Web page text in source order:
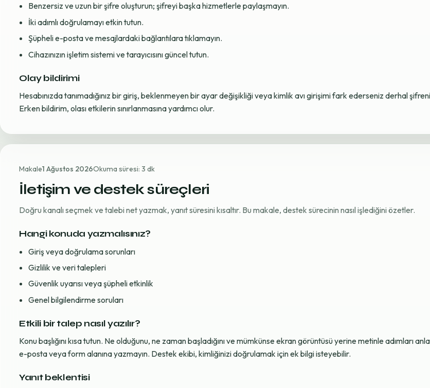
Benzersiz ve uzun bir şifre oluşturun; şifreyi başka hizmetlerle paylaşmayın.
İki adımlı doğrulamayı etkin tutun.
Şüpheli e-posta ve mesajlardaki bağlantılara tıklamayın.
Cihazınızın işletim sistemi ve tarayıcısını güncel tutun.
Olay bildirimi
Hesabınızda tanımadığınız bir giriş, beklenmeyen bir ayar değişikliği veya kimlik avı girişimi fark ederseniz derhal
Erken bildirim, olası etkilerin sınırlanmasına yardımcı olur.
Makale1 Ağustos 2026Okuma süresi: 3 dk
İletişim ve destek süreçleri
Doğru kanalı seçmek ve talebi net yazmak, yanıt süresini kısaltır. Bu makale, destek sürecinin nasıl işlediğini özetler.
Hangi konuda yazmalısınız?
Giriş veya doğrulama sorunları
Gizlilik ve veri talepleri
Güvenlik uyarısı veya şüpheli etkinlik
Genel bilgilendirme soruları
Etkili bir talep nasıl yazılır?
Konu başlığını kısa tutun. Ne olduğunu, ne zaman başladığını ve mümkünse ekran görüntüsü yerine metinle adımları
e-posta veya form alanına yazmayın. Destek ekibi, kimliğinizi doğrulamak için ek bilgi isteyebilir.
Yanıt beklentisi